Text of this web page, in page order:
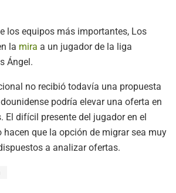
los equipos más importantes, Los
la mira a un jugador de la liga
Ángel.
no recibió todavía una propuesta
podría elevar una oferta en
El difícil presente del jugador en el
que la opción de migrar sea muy
a analizar ofertas.